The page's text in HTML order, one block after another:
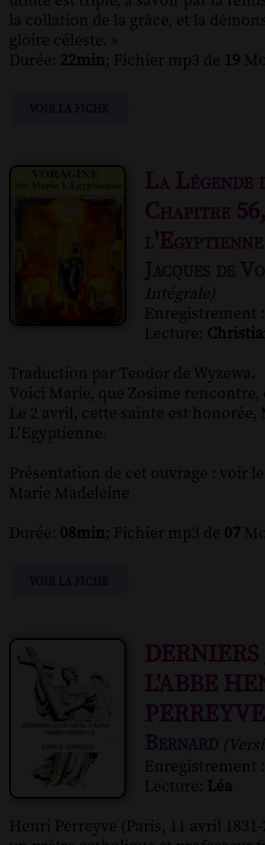
la collation de la grâce, et la
gloire céleste. »
Durée: 22min; Fichier mp3 de 19 Mo
La Légende
Chapitre
Intégrale)
Enregistrement :
Lecture:
Traduction par Teodor de Wyzewa.
Voici Marie, que Zosime rencontre,
Le 2 avril, cette sainte est honorée,
L’Egyptienne.
Présentation de cet ouvrage : voir
Marie Madeleine
Durée: 08min; Fichier mp3 de 07 Mo
DERNIERS
L'ABBE
PERREYVE
Enregistrement :
Lecture: Léa
Henri Perreyve (Paris, 11 avril